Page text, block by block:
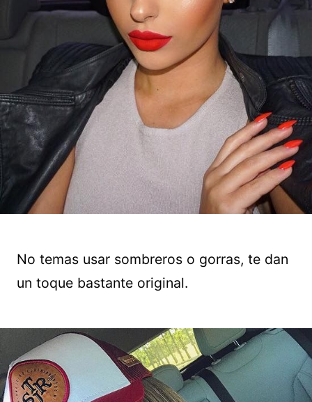
No temas usar sombreros o gorras, te dan
un toque bastante original.